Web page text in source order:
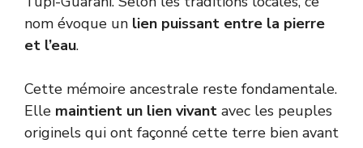
nom évoque un lien puissant entre la pierre
et l’eau.
Cette mémoire ancestrale reste fondamentale.
Elle maintient un lien vivant avec les peuples
originels qui ont façonné cette terre bien avant